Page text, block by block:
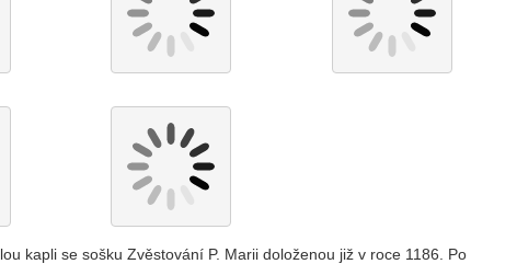
kapli se sošku Zvěstování P. Marii doloženou již v roce 1186. Po